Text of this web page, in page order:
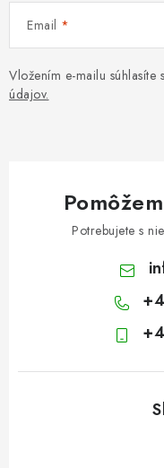
Email
Vložením e-mailu súhlasíte
údajov.
Potrebujete s